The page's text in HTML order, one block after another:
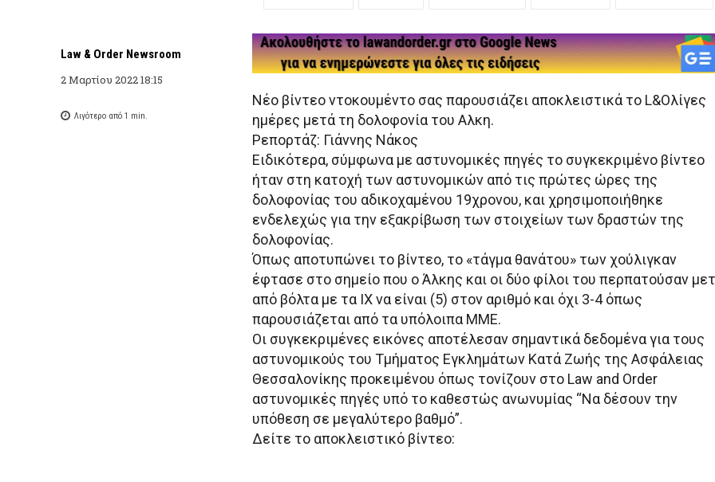
Law & Order Newsroom
2 Μαρτίου 2022 18:15
Λιγότερο από 1 min.
Νέο βίντεο ντοκουμέντο σας παρουσιάζει αποκλειστικά το L&Oλίγες
ημέρες μετά τη δολοφονία του Αλκη.
Ρεπορτάζ: Γιάννης Νάκος
Ειδικότερα, σύμφωνα με αστυνομικές πηγές το συγκεκριμένο βίντεο
ήταν στη κατοχή των αστυνομικών από τις πρώτες ώρες της
δολοφονίας του αδικοχαμένου 19χρονου, και χρησιμοποιήθηκε
ενδελεχώς για την εξακρίβωση των στοιχείων των δραστών της
δολοφονίας.
Όπως αποτυπώνει το βίντεο, το «τάγμα θανάτου» των χούλιγκαν
έφτασε στο σημείο που ο Άλκης και οι δύο φίλοι του περπατούσαν
από βόλτα με τα ΙΧ να είναι (5) στον αριθμό και όχι 3-4 όπως
παρουσιάζεται από τα υπόλοιπα ΜΜΕ.
Οι συγκεκριμένες εικόνες αποτέλεσαν σημαντικά δεδομένα για τους
αστυνομικούς του Τμήματος Εγκλημάτων Κατά Ζωής της Ασφάλειας
Θεσσαλονίκης προκειμένου όπως τονίζουν στο Law and Order
αστυνομικές πηγές υπό το καθεστώς ανωνυμίας “Να δέσουν την
υπόθεση σε μεγαλύτερο βαθμό”.
Δείτε το αποκλειστικό βίντεο: